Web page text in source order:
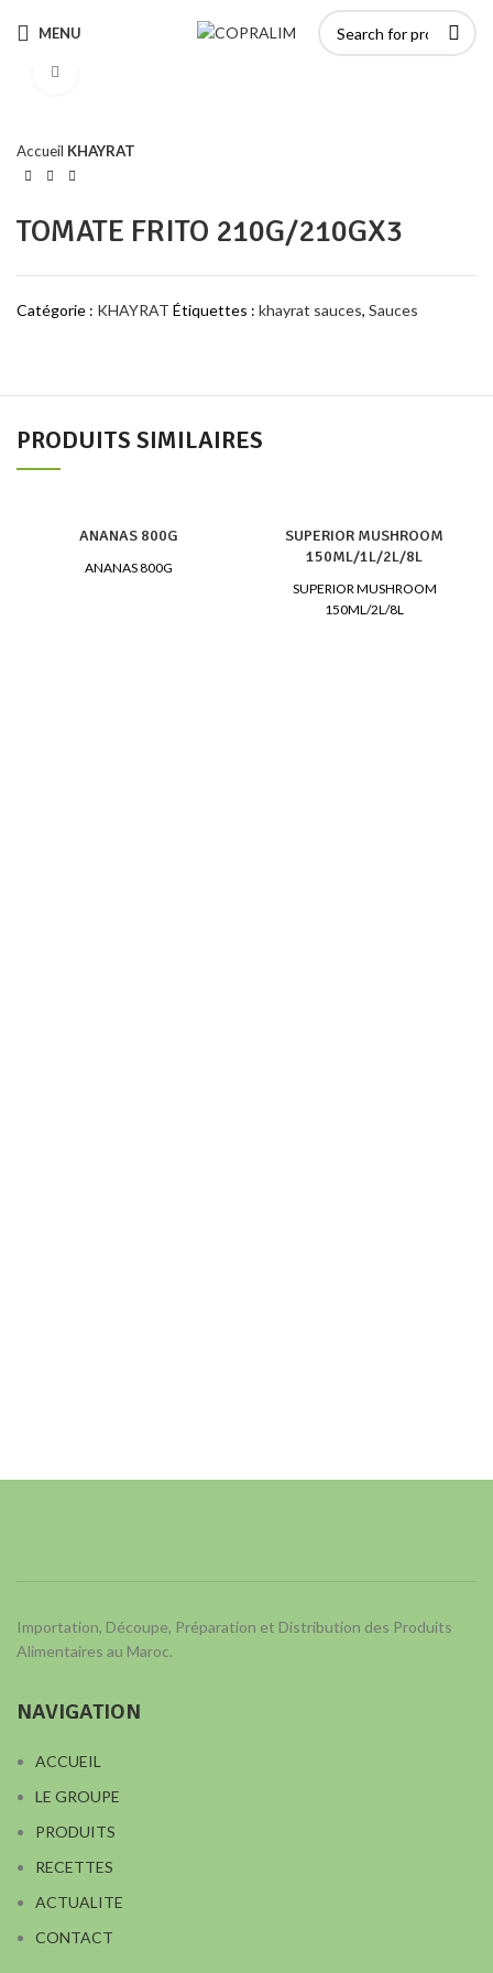
MENU
Accueil KHAYRAT
TOMATE FRITO 210G/210GX3
Catégorie : KHAYRAT Étiquettes : khayrat sauces, Sauces
PRODUITS SIMILAIRES
ANANAS 800G
ANANAS 800G
SUPERIOR MUSHROOM
150ML/1L/2L/8L
SUPERIOR MUSHROOM
150ML/2L/8L
Importation, Découpe, Préparation et Distribution des Produits
Alimentaires au Maroc.
NAVIGATION
ACCUEIL
LE GROUPE
PRODUITS
RECETTES
ACTUALITE
CONTACT